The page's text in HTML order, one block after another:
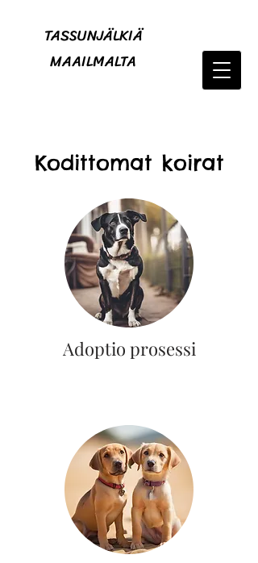
TASSUNJÄLKIÄ
MAAILMALTA
Kodittomat koirat
Adoptio prosessi